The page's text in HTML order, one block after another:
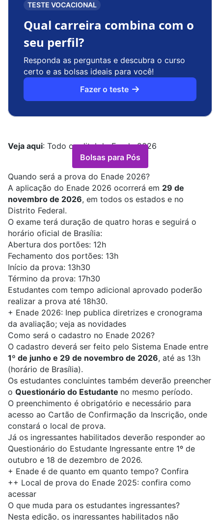
TESTE VOCACIONAL
Qual carreira combina com o
seu perfil?
Responda as perguntas e descubra o curso
certo e as bolsas ideais para você!
Fazer o teste
Veja aqui: Todo o edital do Enade 2026
Bolsas para Pós
Quando será a prova do Enade 2026?
A aplicação do Enade 2026 ocorrerá em 29 de
novembro de 2026, em todos os estados e no
Distrito Federal.
O exame terá duração de quatro horas e seguirá o
horário oficial de Brasília:
Abertura dos portões: 12h
Fechamento dos portões: 13h
Início da prova: 13h30
Término da prova: 17h30
Estudantes com tempo adicional aprovado poderão
realizar a prova até 18h30.
+ Enade 2026: Inep publica diretrizes e cronograma
da avaliação; veja as novidades
Como será o cadastro no Enade 2026?
O cadastro deverá ser feito pelo Sistema Enade entre
1º de junho e 29 de novembro de 2026, até as 13h
(horário de Brasília).
Os estudantes concluintes também deverão preencher
o Questionário do Estudante no mesmo período.
O preenchimento é obrigatório e necessário para
acesso ao Cartão de Confirmação da Inscrição, onde
constará o local de prova.
Já os ingressantes habilitados deverão responder ao
Questionário do Estudante Ingressante entre 1º de
outubro e 18 de dezembro de 2026.
+ Enade é de quanto em quanto tempo? Confira
++ Local de prova do Enade 2025: confira como
acessar
O que muda para os estudantes ingressantes?
Nesta edição, os ingressantes habilitados não